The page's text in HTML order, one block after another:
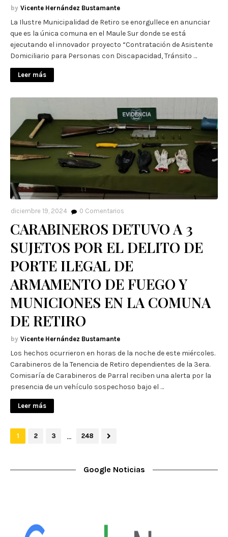
Vicente Hernández Bustamante
La Ilustre Municipalidad de Retiro se enorgullece en anunciar
que es la única comuna en el Maule Sur donde se está
ejecutando el innovador proyecto “Contratación de Asistente
Domiciliario para Personas con Discapacidad, Tránsito …
Leer más
diciembre 19, 2024 0 Comentarios
CARABINEROS DETUVO A 3
SUJETOS POR EL DELITO DE
PORTE ILEGAL DE
ARMAMENTO DE FUEGO Y
MUNICIONES EN LA COMUNA
DE RETIRO
Vicente Hernández Bustamante
Los hechos ocurrieron en horas de la noche de este miércoles.
Carabineros de la Tenencia de Retiro dependientes de la 3era.
Comisaría de Carabineros de Parral reciben una alerta por la
presencia de un vehículo sospechoso bajo el …
Leer más
1 2 3 ... 248
Google Noticias